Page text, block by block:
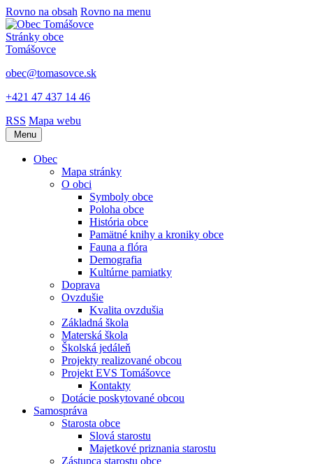
Rovno na obsah Rovno na menu
Stránky obce
Tomášovce
obec@tomasovce.sk
+421 47 437 14 46
RSS Mapa webu
Menu
Obec
Mapa stránky
O obci
Symboly obce
Poloha obce
História obce
Pamätné knihy a kroniky obce
Fauna a flóra
Demografia
Kultúrne pamiatky
Doprava
Ovzdušie
Kvalita ovzdušia
Základná škola
Materská škola
Školská jedáleň
Projekty realizované obcou
Projekt EVS Tomášovce
Kontakty
Dotácie poskytované obcou
Samospráva
Starosta obce
Slová starostu
Majetkové priznania starostu
Zástupca starostu obce